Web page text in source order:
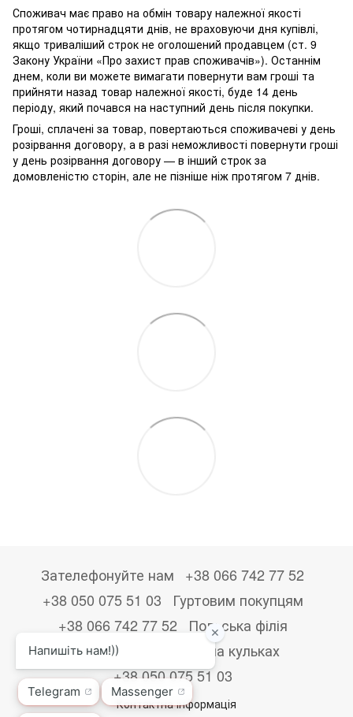
Споживач має право на обмін товару належної якості
протягом чотирнадцяти днів, не враховуючи дня купівлі,
якщо триваліший строк не оголошений продавцем (ст. 9
Закону України «Про захист прав споживачів»). Останнім
днем, коли ви можете вимагати повернути вам гроші та
прийняти назад товар належної якості, буде 14 день
періоду, який почався на наступний день після покупки.
Гроші, сплачені за товар, повертаються споживачеві у день
розірвання договору, а в разі неможливості повернути гроші
у день розірвання договору — в інший строк за
домовленістю сторін, але не пізніше ніж протягом 7 днів.
Зателефонуйте нам
+38 066 742 77 52
+38 050 075 51 03
Гуртовим покупцям
+38 066 742 77 52
Польська філія
+48533867723
Друк на кульках
+38 050 075 51 03
Контактна інформація